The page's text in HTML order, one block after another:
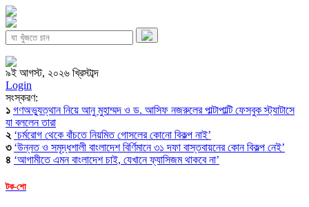
৯ই আগস্ট, ২০২৬ খ্রিস্টাব্দ
Login
সংস্করণ:
১ গণঅভ্যুত্থান নিয়ে আনু মুহাম্মদ ও ড. আসিফ নজরুলের পাল্টাপাল্টি ফেসবুক স্ট্যাটাসে
যা বললেন তারা
২ ‘চর্মরোগ থেকে বাঁচতে নিয়মিত গোসলের কোনো বিকল্প নাই’
৩ ‘উন্নত ও সমৃদ্ধশালী বাংলাদেশ বির্ণিমানে ৩১ দফা বাস্তবায়নের কোন বিকল্প নেই’
৪ ‘আগামীতে এমন বাংলাদেশ চাই, যেখানে ফ্যাসিজম থাকবে না’
টক-শো